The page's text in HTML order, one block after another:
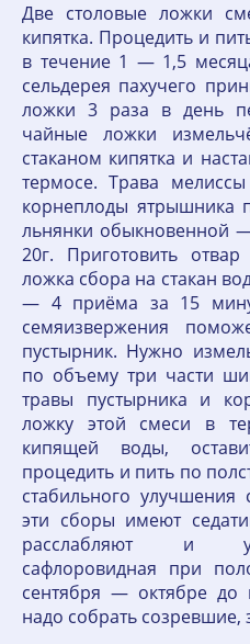
Две столовые ложки
кипятка. Процедить и
в течение 1 — 1,5
сельдерея пахучего
ложки 3 раза в день
чайные ложки
стаканом кипятка и
термосе. Трава
корнеплоды ятрышника
льнянки обыкновенной
20г. Приготовить
ложка сбора на стакан
— 4 приёма за 15
семяизвержения
пустырник. Нужно
по объему три части
травы пустырника и
ложку этой смеси в
кипящей воды,
процедить и пить по
стабильного улучшения
эти сборы имеют
расслабляют и
сафлоровидная при
сентября — октябре до
надо собрать